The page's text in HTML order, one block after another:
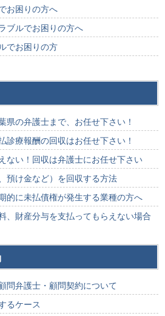
お困りの方へ
ブルでお困りの方へ
でお困りの方
県の弁護士まで、お任せ下さい！
診療報酬の回収はお任せ下さい！
ない！回収は弁護士にお任せ下さい
預け金など）を回収する方法
的に未払債権が発生する業種の方へ
、財産分与を支払ってもらえない場合
問弁護士・顧問契約について
るケース